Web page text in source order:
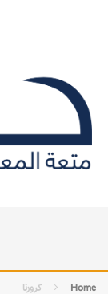
Home كرورنا